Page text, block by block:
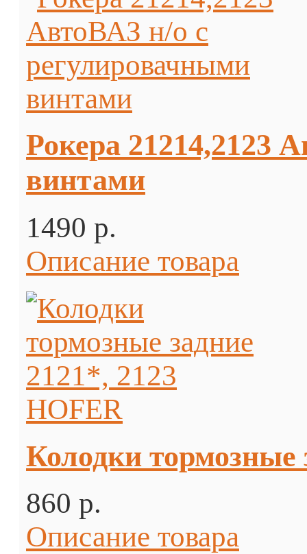
Рокера 21214,2123
винтами
1490 p.
Описание товара
Колодки тормозные
860 p.
Описание товара